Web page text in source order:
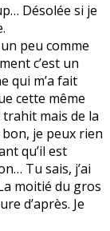
Désolée si je
peu comme
c’est un
qui m’a fait
cette même
trahit mais de la
je peux rien
qu’il est
Tu sais, j’ai
moitié du gros
d’après. Je